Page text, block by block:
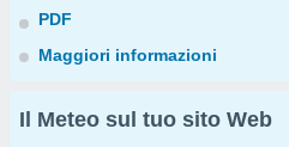
PDF
Maggiori informazioni
Il Meteo sul tuo sito Web